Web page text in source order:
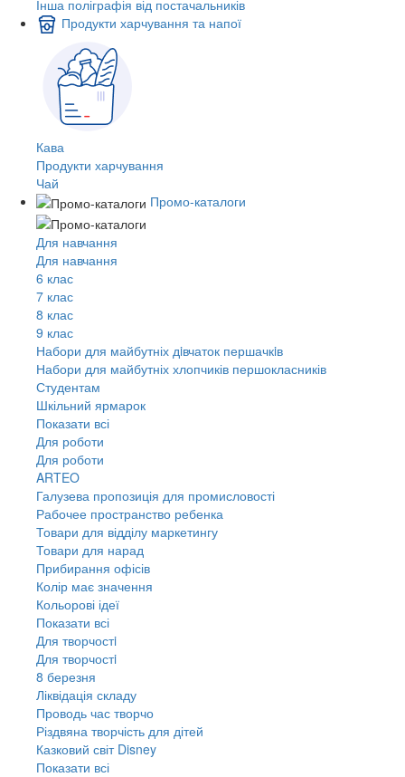
Інша поліграфія від постачальників
Продукти харчування та напої
Кава
Продукти харчування
Чай
Промо-каталоги
Для навчання
Для навчання
6 клас
7 клас
8 клас
9 клас
Набори для майбутніх дiвчаток першачкiв
Набори для майбутніх хлопчиків першокласників
Студентам
Шкільний ярмарок
Показати всі
Для роботи
Для роботи
ARTEO
Галузева пропозиція для промисловості
Рабочее пространство ребенка
Товари для відділу маркетингу
Товари для нарад
Прибирання офісів
Колір має значення
Кольорові ідеї
Показати всі
Для творчостi
Для творчостi
8 березня
Ліквідація складу
Проводь час творчо
Різдвяна творчість для дітей
Казковий світ Disney
Показати всі